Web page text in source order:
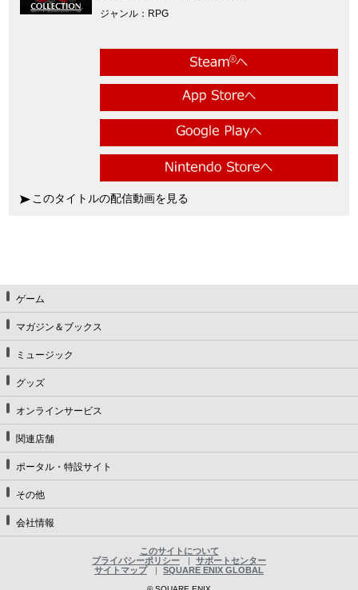
ジャンル
RPG
このタイトルの配信動画を見る
ゲーム
マガジン＆ブックス
ミュージック
グッズ
オンラインサービス
関連店舗
ポータル・特設サイト
その他
会社情報
このサイトについて
プライバシーポリシー
サポートセンター
サイトマップ
SQUARE ENIX GLOBAL